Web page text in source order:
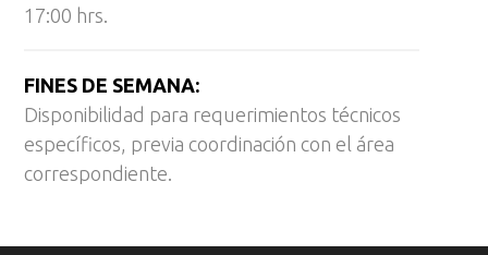
17:00 hrs.
FINES DE SEMANA:
Disponibilidad para requerimientos técnicos
específicos, previa coordinación con el área
correspondiente.